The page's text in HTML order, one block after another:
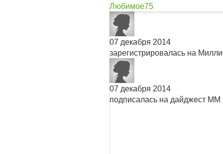
Любимое75
07 декабря 2014
зарегистрировалась на
07 декабря 2014
подписалась на дайджест ММ